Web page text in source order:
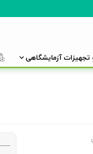
تجهیزات آزمایشگاهی